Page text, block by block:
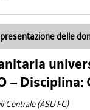
delle
– Disciplina:
Centrale (ASU FC)